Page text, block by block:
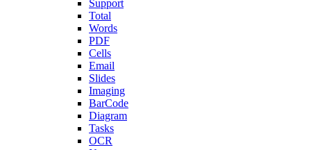
Support
Total
Words
PDF
Cells
Email
Slides
Imaging
BarCode
Diagram
Tasks
OCR